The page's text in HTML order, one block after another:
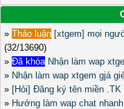
» Thảo luận [xtgem] mọi
(32/13690)
» Đã khóa Nhận làm wap
» Nhận làm wap xtgem gjá
» [Hỏi] Đăng ký tên miền .TK
» Hướng làm wap chat